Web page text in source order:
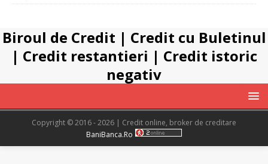
Biroul de Credit | Credit cu Buletinul
| Credit restantieri | Credit istoric
negativ
Copyright © 2016 - 2026 | Credit online, broker de creditare
BaniBanca.Ro